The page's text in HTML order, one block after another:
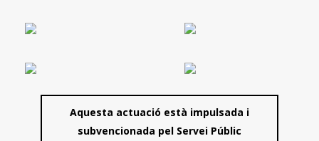
Aquesta actuació està impulsada i
subvencionada pel Servei Públic